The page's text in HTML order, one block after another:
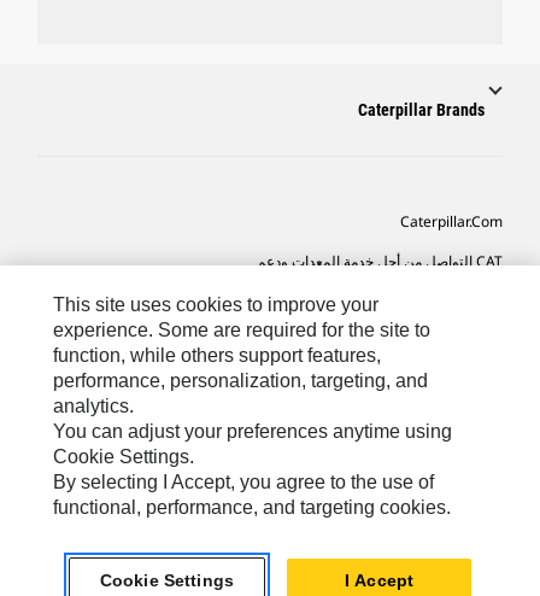
Caterpillar Brands
Caterpillar.com
CAT التواصل من أجل خدمة المعدات ودعم
تفضيلات التسويق الخاصة بي
خريطة الموقع
Cookie Settings
SA-Arabic© 2026 Caterpillar. كل الحقوق محفوظة
This site uses cookies to improve your
experience. Some are required for the site to
function, while others support features,
performance, personalization, targeting, and
analytics.
You can adjust your preferences anytime using
Cookie Settings.
By selecting I Accept, you agree to the use of
functional, performance, and targeting cookies.
Cookie Settings I Accept